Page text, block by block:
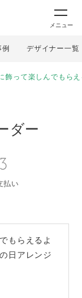
メニュー
デザイナー一覧
飾って楽しんでもら
ダー
3
払い
もらえるよ
日アレンジ